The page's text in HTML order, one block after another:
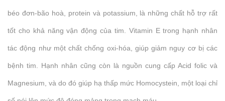
béo đơn-bão hoà, protein và potassium, là những chất hỗ trợ rất
tốt cho khả năng vận động của tim. Vitamin E trong hạnh nhân
tác động như một chất chống oxi-hóa, giúp giảm nguy cơ bị các
bệnh tim. Hạnh nhân cũng còn là nguồn cung cấp Acid folic và
Magnesium, và do đó giúp hạ thấp mức Homocystein, một loại chỉ